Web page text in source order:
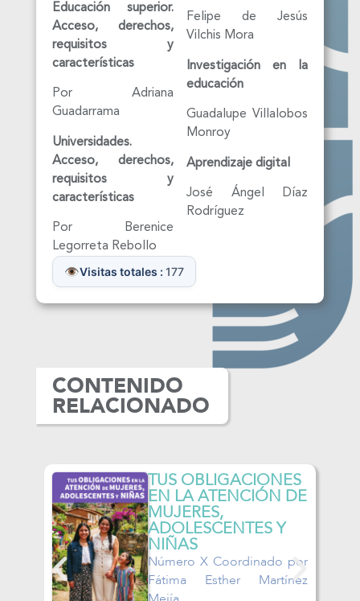
Educación superior.
Acceso, derechos,
requisitos y
características
Por Adriana
Guadarrama
Universidades.
Acceso, derechos,
requisitos y
características
Por Berenice
Legorreta Rebollo
Felipe de Jesús
Vilchis Mora
Investigación en la
educación
Guadalupe Villalobos
Monroy
Aprendizaje digital
José Ángel Díaz
Rodríguez
Visitas totales : 177
CONTENIDO
RELACIONADO
TUS OBLIGACIONES
EN LA ATENCIÓN DE
MUJERES,
ADOLESCENTES Y
NIÑAS
Número X Coordinado por
Fátima Esther Martínez
María
Enviar encuesta